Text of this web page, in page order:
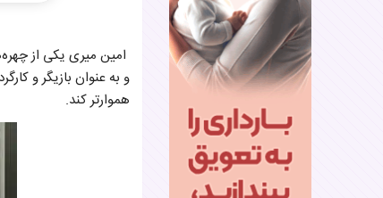
و به عنوان بازیگر و
هموارتر کند.